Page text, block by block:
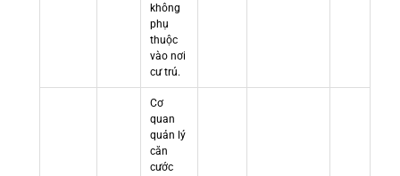
không
phụ
thuộc
vào nơi
cư trú.
Cơ
quan
quản lý
căn
cước